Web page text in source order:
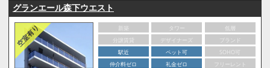
グランエール森下ウエスト
新築 タワー
低層
分譲賃貸
デザイナーズ
ブランド
駅近
ペット可
SOHO可
仲介料ゼロ
礼金ゼロ
フリーレント